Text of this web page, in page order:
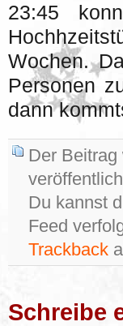
23:45
Wochen.
Personen
dann
Der
Du kannst
Feed
Trackback
Schreibe